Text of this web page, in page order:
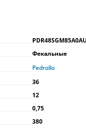
Фекальные
Pedrollo
36
12
0,75
380